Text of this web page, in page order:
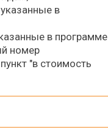
в
в программе
номер
"в стоимость